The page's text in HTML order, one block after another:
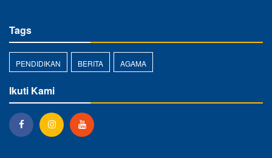
Tags
PENDIDIKAN BERITA AGAMA
Ikuti Kami